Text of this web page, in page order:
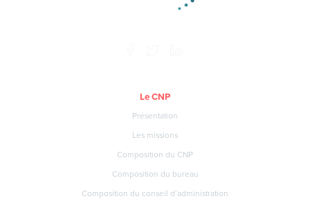
Le CNP
Présentation
Les missions
Composition du CNP
Composition du bureau
Composition du conseil d’administration